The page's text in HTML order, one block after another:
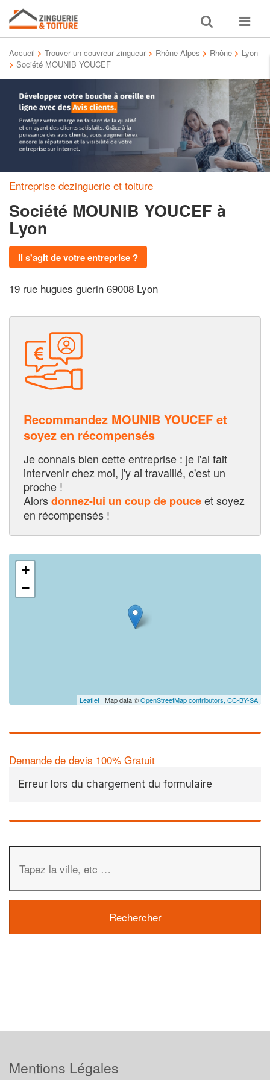
Toggle
search
Toggle
Accueil > Trouver un couvreur zingueur > Rhône-Alpes > Rhône > Lyon
> Société MOUNIB YOUCEF
Entreprise dezinguerie et toiture
Société MOUNIB YOUCEF à
Lyon
Il s'agit de votre entreprise ?
19 rue hugues guerin 69008 Lyon
Recommandez MOUNIB YOUCEF et
soyez en récompensés
Je connais bien cette entreprise : je l'ai fait
intervenir chez moi, j'y ai travaillé, c'est un
proche !
Alorsdonnez-lui un coup de pouceet soyez
en récompensés !
+
−
Leaflet | Map data ©OpenStreetMap contributors, CC-BY-SA
Demande de devis 100% Gratuit
Erreur lors du chargement du formulaire
Mentions Légales